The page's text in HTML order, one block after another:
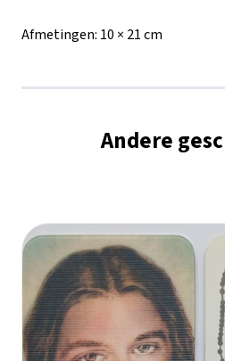
Afmetingen: 10 × 21 cm
Andere